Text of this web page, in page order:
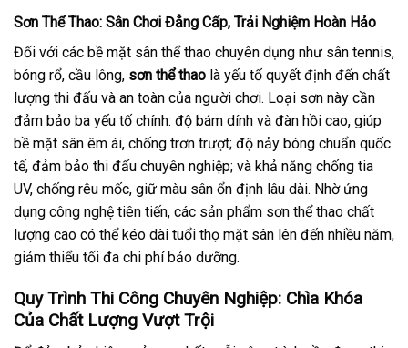
Sơn Thể Thao: Sân Chơi Đẳng Cấp, Trải Nghiệm Hoàn Hảo
Đối với các bề mặt sân thể thao chuyên dụng như sân tennis,
bóng rổ, cầu lông, sơn thể thao là yếu tố quyết định đến chất
lượng thi đấu và an toàn của người chơi. Loại sơn này cần
đảm bảo ba yếu tố chính: độ bám dính và đàn hồi cao, giúp
bề mặt sân êm ái, chống trơn trượt; độ nảy bóng chuẩn quốc
tế, đảm bảo thi đấu chuyên nghiệp; và khả năng chống tia
UV, chống rêu mốc, giữ màu sân ổn định lâu dài. Nhờ ứng
dụng công nghệ tiên tiến, các sản phẩm sơn thể thao chất
lượng cao có thể kéo dài tuổi thọ mặt sân lên đến nhiều năm,
giảm thiểu tối đa chi phí bảo dưỡng.
Quy Trình Thi Công Chuyên Nghiệp: Chìa Khóa
Của Chất Lượng Vượt Trội